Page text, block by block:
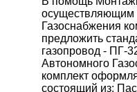
осуществляющим
Газоснабжения
предложить
газопровод - ПГ-
Автономного
комплект
состоящий из: